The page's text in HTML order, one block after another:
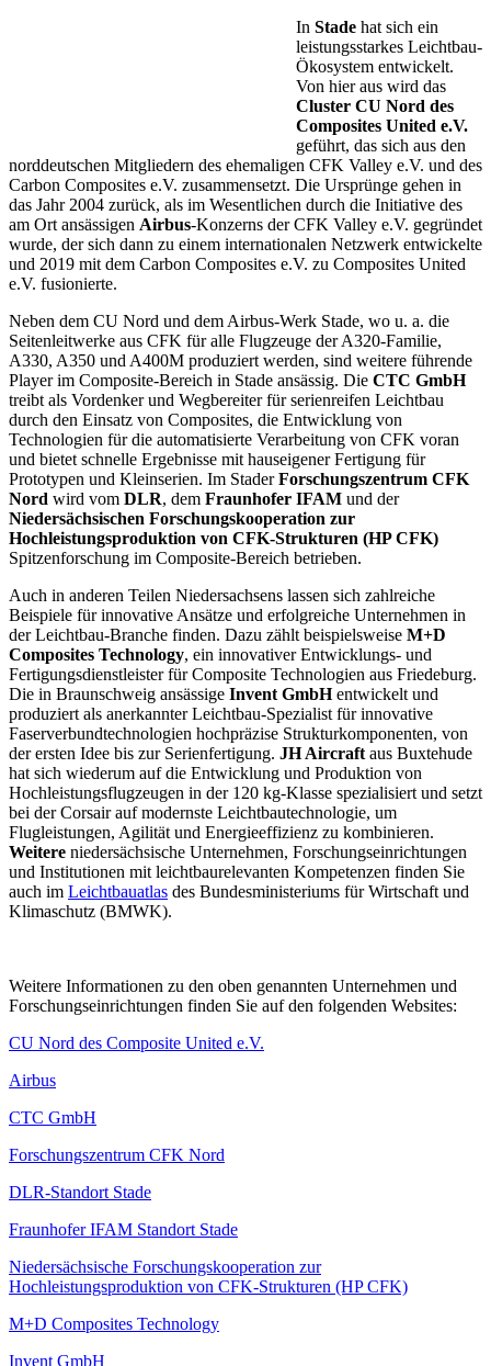
In Stadehat sich ein
leistungsstarkes Leichtbau-
Ökosystem entwickelt.
Von hier aus wird das
Cluster CU Nord des
Composites United e.V.
geführt, das sich aus den
norddeutschen Mitgliedern des ehemaligen CFK Valley e.V. und des
Carbon Composites e.V. zusammensetzt. Die Ursprünge gehen in
das Jahr 2004 zurück, als im Wesentlichen durch die Initiative des
am Ort ansässigen Airbus-Konzerns der CFK Valley e.V. gegründet
wurde, der sich dann zu einem internationalen Netzwerk entwickelte
und 2019 mit dem Carbon Composites e.V. zu Composites United
e.V. fusionierte.
Neben dem CU Nord und dem Airbus-Werk Stade, wo u. a. die
Seitenleitwerke aus CFK für alle Flugzeuge der A320-Familie,
A330, A350 und A400M produziert werden, sind weitere führende
Player im Composite-Bereich in Stade ansässig. Die CTC GmbH
treibt als Vordenker und Wegbereiter für serienreifen Leichtbau
durch den Einsatz von Composites, die Entwicklung von
Technologien für die automatisierte Verarbeitung von CFK voran
und bietet schnelle Ergebnisse mit hauseigener Fertigung für
Prototypen und Kleinserien. Im StaderForschungszentrum CFK
Nord wird vom DLR, dem Fraunhofer IFAM und der
Niedersächsischen Forschungskooperation zur
Hochleistungsproduktion von CFK-Strukturen (HP CFK)
Spitzenforschung im Composite-Bereich betrieben.
Auch in anderen Teilen Niedersachsens lassen sich zahlreiche
Beispiele für innovative Ansätze und erfolgreiche Unternehmen in
der Leichtbau-Branche finden. Dazu zählt beispielsweise M+D
Composites Technology, ein innovativer Entwicklungs- und
Fertigungsdienstleister für Composite Technologien aus Friedeburg.
Die in Braunschweig ansässige Invent GmbHentwickelt und
produziert als anerkannter Leichtbau-Spezialist für innovative
Faserverbundtechnologien hochpräzise Strukturkomponenten, von
der ersten Idee bis zur Serienfertigung. JH Aircraft aus Buxtehude
hat sich wiederum auf die Entwicklung und Produktion von
Hochleistungsflugzeugen in der 120 kg-Klasse spezialisiert und setzt
bei der Corsair auf modernste Leichtbautechnologie, um
Flugleistungen, Agilität und Energieeffizienz zu kombinieren.
Weitere niedersächsische Unternehmen, Forschungseinrichtungen
und Institutionen mit leichtbaurelevanten Kompetenzen finden Sie
auch im Leichtbauatlas des Bundesministeriums für Wirtschaft und
Klimaschutz (BMWK).
Weitere Informationen zu den oben genannten Unternehmen und
Forschungseinrichtungen finden Sie auf den folgenden Websites:
CU Nord des Composite United e.V.
Airbus
CTC GmbH
Forschungszentrum CFK Nord
DLR-Standort Stade
Fraunhofer IFAM Standort Stade
Niedersächsische Forschungskooperation zur
Hochleistungsproduktion von CFK-Strukturen (HP CFK)
M+D Composites Technology
Invent GmbH